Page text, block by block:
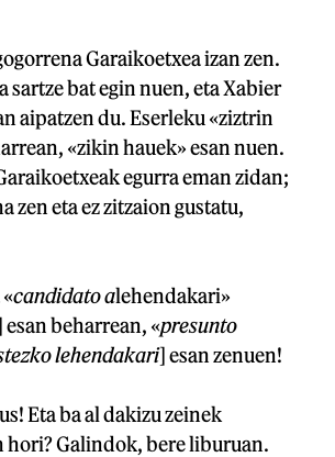
Garaikoetxea izan zen.
sartze bat egin nuen, eta Xabier
aipatzen du. Eserleku «ziztrin
«zikin hauek» esan nuen.
egurra eman zidan;
zen eta ez zitzaion gustatu,
candidato alehendakari»
esan beharrean, «presunto
lehendakari] esan zenuen!
Eta ba al dakizu zeinek
hori? Galindok, bere liburuan.